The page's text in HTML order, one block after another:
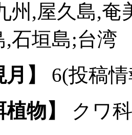
州,屋久島,奄
石垣島;台湾
】
6(投稿
物】
クワ